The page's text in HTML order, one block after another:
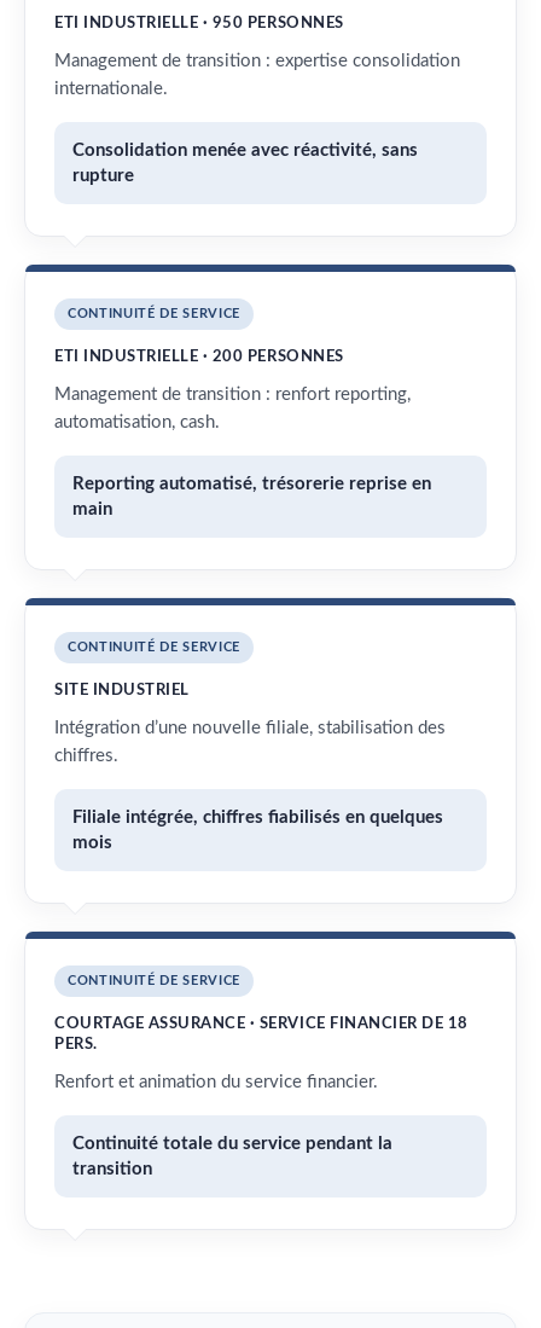
ETI INDUSTRIELLE · 950 PERSONNES
Management de transition : expertise consolidation
internationale.
Consolidation menée avec réactivité, sans
rupture
CONTINUITÉ DE SERVICE
ETI INDUSTRIELLE · 200 PERSONNES
Management de transition : renfort reporting,
automatisation, cash.
Reporting automatisé, trésorerie reprise en
main
CONTINUITÉ DE SERVICE
SITE INDUSTRIEL
Intégration d’une nouvelle filiale, stabilisation des
chiffres.
Filiale intégrée, chiffres fiabilisés en quelques
mois
CONTINUITÉ DE SERVICE
COURTAGE ASSURANCE · SERVICE FINANCIER DE 18
PERS.
Renfort et animation du service financier.
Continuité totale du service pendant la
transition